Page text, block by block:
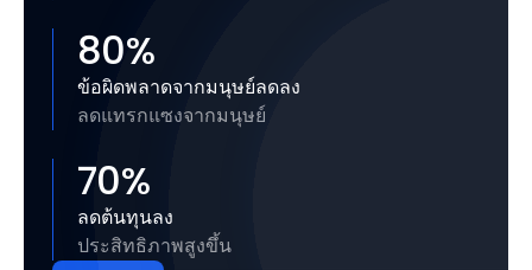
80%
ข้อผิดพลาดจากมนุษย์ลดลง
ลดแทรกแซงจากมนุษย์
70%
ลดต้นทุนลง
ประสิทธิภาพสูงขึ้น